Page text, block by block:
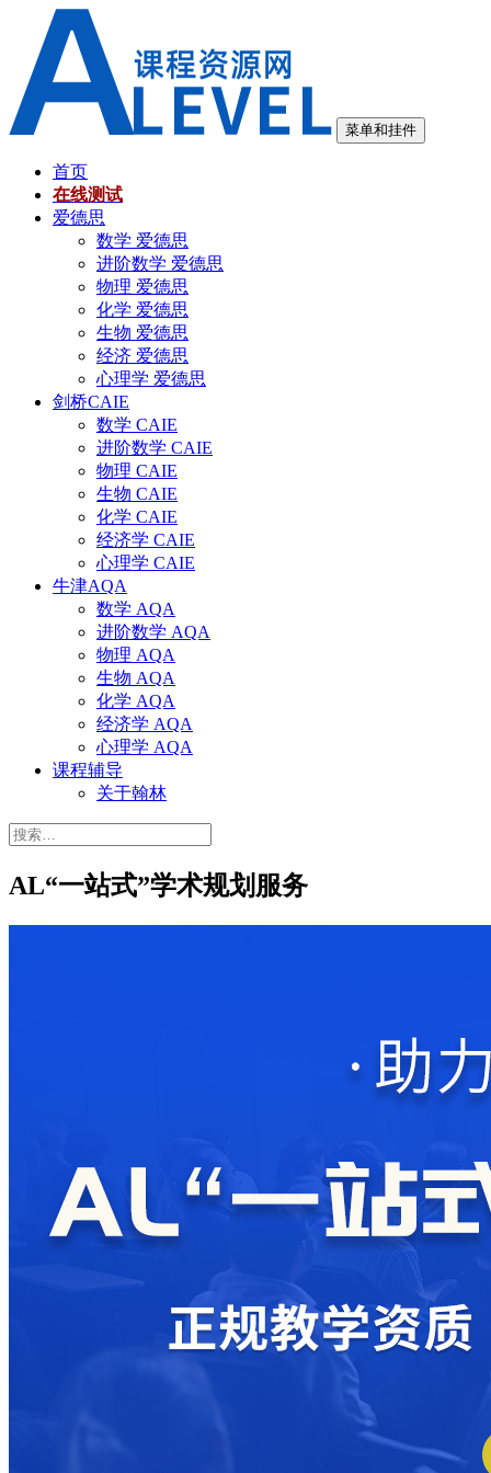
菜单和挂件
首页
在线测试
爱德思
数学 爱德思
进阶数学 爱德思
物理 爱德思
化学 爱德思
生物 爱德思
经济 爱德思
心理学 爱德思
剑桥CAIE
数学 CAIE
进阶数学 CAIE
物理 CAIE
生物 CAIE
化学 CAIE
经济学 CAIE
心理学 CAIE
牛津AQA
数学 AQA
进阶数学 AQA
物理 AQA
生物 AQA
化学 AQA
经济学 AQA
心理学 AQA
课程辅导
关于翰林
搜
AL“一站式”学术规划服务